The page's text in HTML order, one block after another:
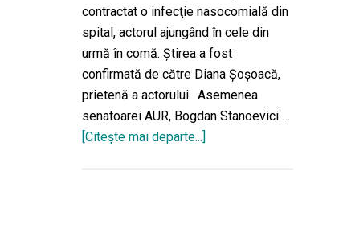
contractat o infecţie nasocomială din
spital, actorul ajungând în cele din
urmă în comă. Ştirea a fost
confirmată de către Diana Şoşoacă,
prietenă a actorului. Asemenea
senatoarei AUR, Bogdan Stanoevici …
[Citeşte mai departe...]